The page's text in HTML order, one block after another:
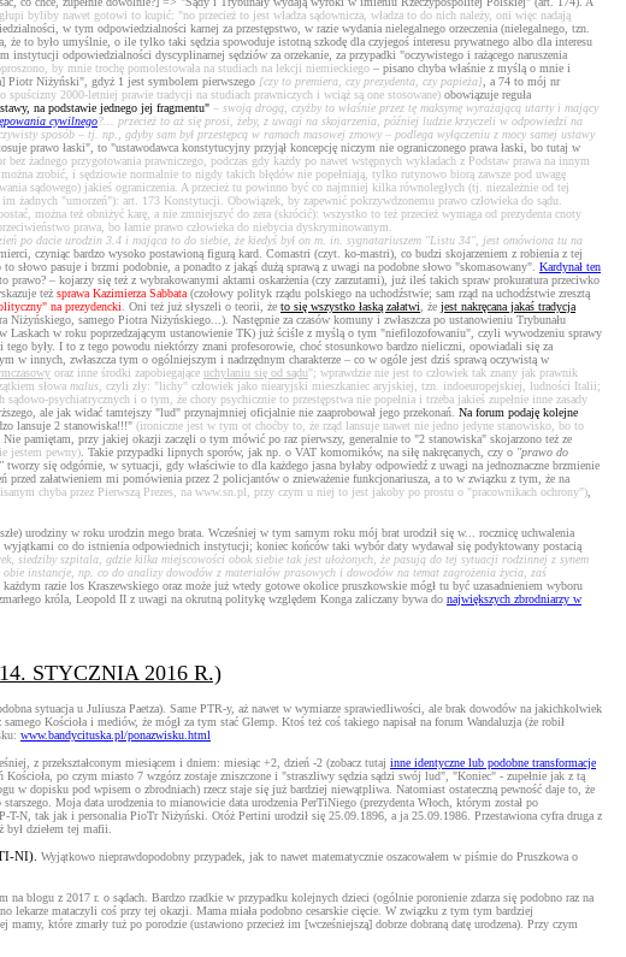
byliby nawet gotowi to kupić: "no przecież to jest władza sądownicza, władza to do nich należy, oni więc nadają
w tym odpowiedzialności karnej za przestępstwo, w razie wydania nielegalnego orzeczenia (nielegalnego, tzn.
że to było umyślnie, o ile tylko taki sędzia spowoduje istotną szkodę dla czyjegoś interesu prywatnego albo dla interesu
odpowiedzialności dyscyplinarnej sędziów za orzekanie, za przypadki "oczywistego i rażącego naruszenia
by mnie trochę pomolestowała na studiach na lekcji niemieckiego – pisano chyba właśnie z myślą o mnie i
Piotr Niżyński", gdyż 1 jest symbolem pierwszego [czy to premiera, czy prezydenta, czy papieża] , a 74 to mój nr
spuścizny 2000-letniej prawie tradycji na studiach prawniczych i wciąż są one stosowane) obowiązuje reguła
na podstawie jednego jej fragmentu" – swoją drogą, czyżby to właśnie przez tę maksymę wyrażającą utarty i mający
cywilnego?... przecież to aż się prosi, żeby, z uwagi na skojarzenia, później ludzie krzyczeli w odpowiedzi na
sposób – tj. np., gdyby sam był przestępcą w ramach masowej zmowy – podlega wyłączeniu z mocy samej ustawy
prawo łaski", to "ustawodawca konstytucyjny przyjął koncepcję niczym nie ograniczonego prawa łaski, bo tutaj w
żadnego przygotowania prawniczego, podczas gdy każdy po nawet wstępnych wykładach z Podstaw prawa na innym
zrobić, i sędziowie normalnie to nigdy takich błędów nie popełniają, tylko rutynowo biorą zawsze pod uwagę
sądowego) jakieś ograniczenia. A przecież tu powinno być co najmniej kilka równoległych (tj. niezależnie od tej
żadnych "umorzeń"): art. 173 Konstytucji. Obowiązek, by zapewnić pokrzywdzonemu prawo człowieka do sądu.
można też obniżyć karę, a nie zmniejszyć do zera (skrócić): wszystko to też przecież wymaga od prezydenta cnoty
prawa, bo łamie prawo człowieka do niebycia dyskryminowanym.
po dacie urodzin 3.4 i mająca to do siebie, że kiedyś był on m. in. sygnatariuszem "Listu 34", jest omówiona tu na
czyniąc bardzo wysoko postawioną figurą kard. Comastri (czyt. ko-mastri), co budzi skojarzeniem z robienia z tej
pasuje i brzmi podobnie, a ponadto z jakąś dużą sprawą z uwagi na podobne słowo "skomasowany". Kardynał ten
– kojarzy się też z wybrakowanymi aktami oskarżenia (czy zarzutami), już ileś takich spraw prokuratura przeciwko
też sprawa Kazimierza Sabbata (czołowy polityk rządu polskiego na uchodźstwie; sam rząd na uchodźstwie zresztą
na prezydencki . Oni też już słyszeli o teorii, że to się wszystko łaską załatwi , że jest nakręcana jakaś tradycja
samego Piotra Niżyńskiego...). Następnie za czasów komuny i zwłaszcza po ustanowieniu Trybunału
w roku poprzedzającym ustanowienie TK) już ściśle z myślą o tym "niefilozofowaniu", czyli wywodzeniu sprawy
były. I to z tego powodu niektórzy znani profesorowie, choć stosunkowo bardzo nieliczni, opowiadali się za
w innych, zwłaszcza tym o ogólniejszym i nadrzędnym charakterze – co w ogóle jest dziś sprawą oczywistą w
oraz inne środki zapobiegające uchylaniu się od sądu"; wprawdzie nie jest to człowiek tak znany jak prawnik
słowa malus , czyli zły: "lichy" człowiek jako niearyjski mieszkaniec aryjskiej, tzn. indoeuropejskiej, ludności Italii;
psychiatrycznych i o tym, że chory psychicznie to przestępstwa nie popełnia i trzeba jakieś zupełnie inne zasady
ale jak widać tamtejszy "lud" przynajmniej oficjalnie nie zaaprobował jego przekonań. Na forum podaję kolejne
lansuje 2 stanowiska!!!" (ironiczne jest w tym ot choćby to, że rząd lansuje nawet nie jedno jedyne stanowisko, bo to
pamiętam, przy jakiej okazji zaczęli o tym mówić po raz pierwszy, generalnie to "2 stanowiska" skojarzono też ze
jestem pewny) . Takie przypadki lipnych sporów, jak np. o VAT komorników, na siłę nakręcanych, czy o "prawo do
tworzy się odgórnie, w sytuacji, gdy właściwie to dla każdego jasna byłaby odpowiedź z uwagi na jednoznaczne brzmienie
załatwieniem mi pomówienia przez 2 policjantów o znieważenie funkcjonariusza, a to w związku z tym, że na
chyba przez Pierwszą Prezes, na www.sn.pl, przy czym u niej to jest jakoby po prostu o "pracownikach ochrony")
urodziny w roku urodzin mego brata. Wcześniej w tym samym roku mój brat urodził się w... rocznicę uchwalenia
co do istnienia odpowiednich instytucji; koniec końców taki wybór daty wydawał się podyktowany postacią
szpitala, gdzie kilka miejscowości obok siebie tak jest ułożonych, że pasują do tej sytuacji rodzinnej z synem
instancje, np. co do analizy dowodów z materiałów prasowych i dowodów na temat zagrożenia życia, zaś
każdym razie los Kraszewskiego oraz może już wtedy gotowe okolice pruszkowskie mógł tu być uzasadnieniem wyboru
króla, Leopold II z uwagi na okrutną politykę względem Konga zaliczany bywa do największych zbrodniarzy w
STYCZNIA 2016 R.)
sytuacja u Juliusza Paetza). Same PTR-y, aż nawet w wymiarze sprawiedliwości, ale brak dowodów na jakichkolwiek
Kościoła i mediów, że mógł za tym stać Glemp. Ktoś też coś takiego napisał na forum Wandaluzja (że robił
www.bandycituska.pl/ponazwisku.html
z przekształconym miesiącem i dniem: miesiąc +2, dzień -2 (zobacz tutaj inne identyczne lub podobne transformacje
po czym miasto 7 wzgórz zostaje zniszczone i "straszliwy sędzia sądzi swój lud", "Koniec" - zupełnie jak z tą
w dopisku pod wpisem o zbrodniach) rzecz staje się już bardziej niewątpliwa. Natomiast ostateczną pewność daje to, że
Moja data urodzenia to mianowicie data urodzenia PerTiNiego (prezydenta Włoch, którym został po
T-N, tak jak i personalia PioTr Niżyński. Otóż Pertini urodził się 25.09.1896, a ja 25.09.1986. Przestawiona cyfra druga z
dziełem tej mafii.
NI). Wyjątkowo nieprawdopodobny przypadek, jak to nawet matematycznie oszacowałem w piśmie do Pruszkowa o
blogu z 2017 r. o sądach. Bardzo rzadkie w przypadku kolejnych dzieci (ogólnie poronienie zdarza się podobno raz na
mataczyli coś przy tej okazji. Mama miała podobno cesarskie cięcie. W związku z tym tym bardziej
które zmarły tuż po porodzie (ustawiono przecież im [wcześniejszą] dobrze dobraną datę urodzena). Przy czym